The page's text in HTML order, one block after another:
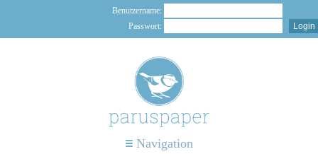
Benutzername:
Passwort:
Navigation